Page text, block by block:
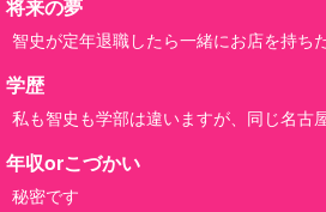
将来の夢
智史が定年退職したら一緒にお店を持ち
学歴
私も智史も学部は違いますが、同じ名古
年収orこづかい
秘密です